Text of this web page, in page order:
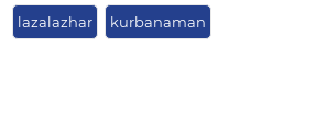
lazalazhar kurbanaman